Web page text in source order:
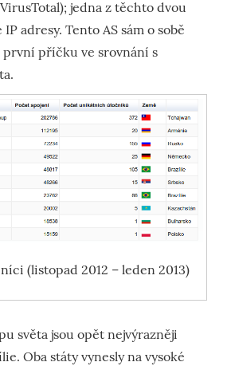
jedna z těchto dvou
adresy. Tento AS sám o sobě
příčku ve srovnání s
(listopad 2012 – leden 2013)
světa jsou opět nejvýrazněji
Oba státy vynesly na vysoké